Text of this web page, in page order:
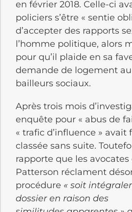
en février 2018. Celle-ci
policiers s’être « sentie
d’accepter des rapports
l’homme politique, alors
pour qu’il plaide en sa
demande de logement
bailleurs sociaux.
Après trois mois
enquête pour « abus de
« trafic d’influence »
classée sans suite.
rapporte que les avocates
Patterson réclament
procédure « soit
dossier en raison des